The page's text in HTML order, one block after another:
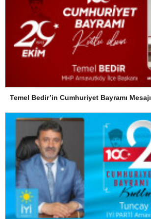
Temel Bedir’in Cumhuriyet Bayramı Mesajı